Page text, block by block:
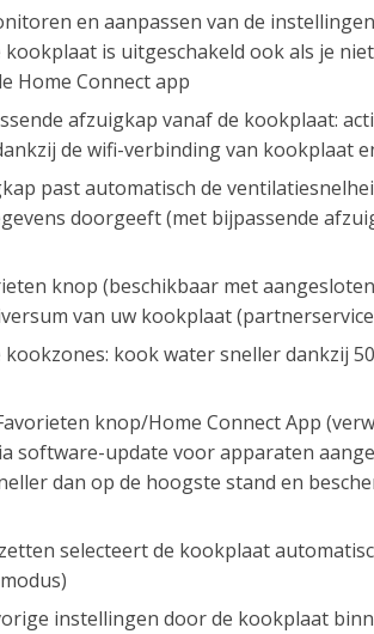
en aanpassen van de
is uitgeschakeld ook als je
Home Connect app
afzuigkap vanaf de kookplaat:
de wifi-verbinding van kookplaat
past automatisch de
doorgeeft (met bijpassende
knop (beschikbaar met
van uw kookplaat
kook water sneller dankzij
knop/Home Connect App
software-update voor apparaten
dan op de hoogste stand en
selecteert de kookplaat
instellingen door de kookplaat